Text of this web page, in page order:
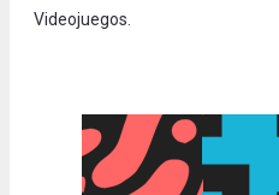
Videojuegos.